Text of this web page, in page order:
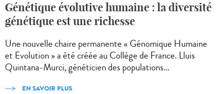
Génétique évolutive humaine : la diversité
génétique est une richesse
Une nouvelle chaire permanente « Génomique Humaine
et Evolution » a été créée au Collège de France. Lluis
Quintana-Murci, généticien des populations...
EN SAVOIR PLUS